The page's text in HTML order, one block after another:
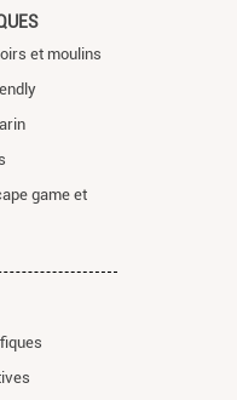
et moulins
game et